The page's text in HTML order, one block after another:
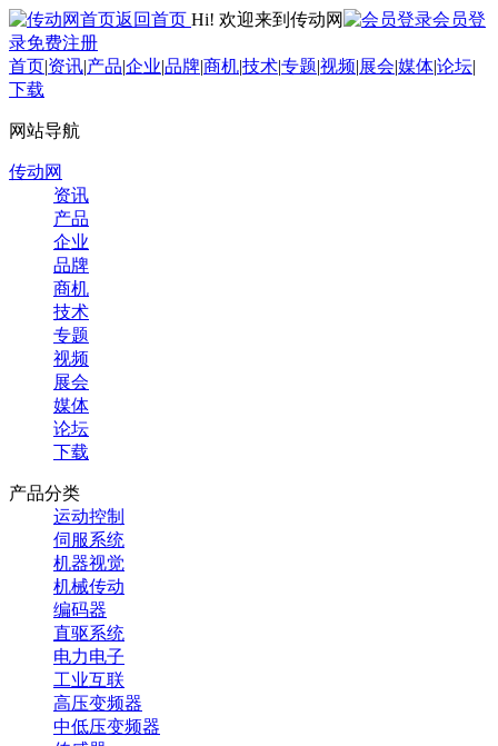
返回首页 Hi! 欢迎来到传动网
会员登
录免费注册
首页|资讯|产品|企业|品牌|商机|技术|专题|视频|展会|媒体|论坛|
下载
网站导航
传动网
资讯
产品
企业
品牌
商机
技术
专题
视频
展会
媒体
论坛
下载
产品分类
运动控制
伺服系统
机器视觉
机械传动
编码器
直驱系统
电力电子
工业互联
高压变频器
中低压变频器